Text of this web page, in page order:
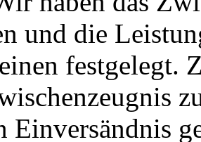
und die
festgelegt.
Einversändnis